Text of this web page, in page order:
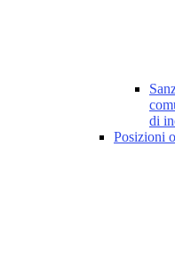
di
Posizioni